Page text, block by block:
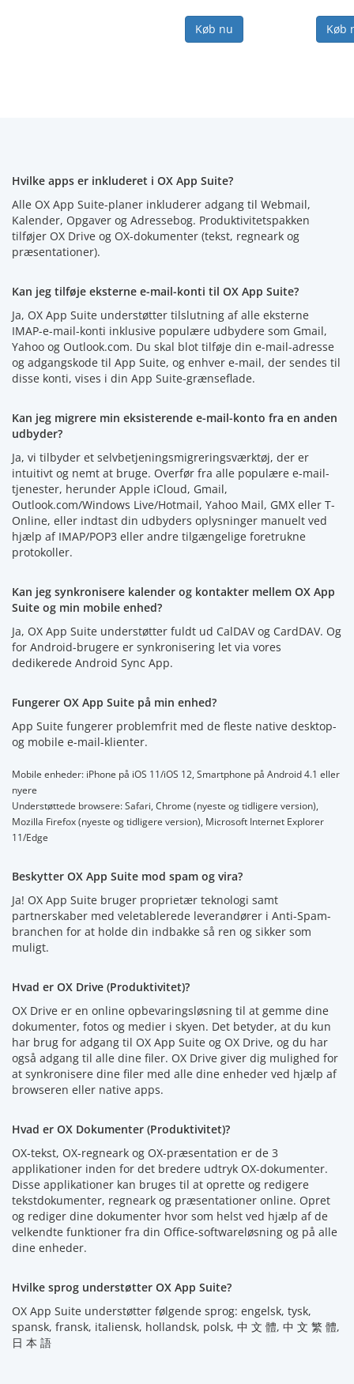
Køb nu Køb
Hvilke apps er inkluderet i OX App Suite?
Alle OX App Suite-planer inkluderer adgang til Webmail,
Kalender, Opgaver og Adressebog. Produktivitetspakken
tilføjer OX Drive og OX-dokumenter (tekst, regneark og
præsentationer).
Kan jeg tilføje eksterne e-mail-konti til OX App Suite?
Ja, OX App Suite understøtter tilslutning af alle eksterne
IMAP-e-mail-konti inklusive populære udbydere som Gmail,
Yahoo og Outlook.com. Du skal blot tilføje din e-mail-adresse
og adgangskode til App Suite, og enhver e-mail, der sendes til
disse konti, vises i din App Suite-grænseflade.
Kan jeg migrere min eksisterende e-mail-konto fra en anden
udbyder?
Ja, vi tilbyder et selvbetjeningsmigreringsværktøj, der er
intuitivt og nemt at bruge. Overfør fra alle populære e-mail-
tjenester, herunder Apple iCloud, Gmail,
Outlook.com/Windows Live/Hotmail, Yahoo Mail, GMX eller T-
Online, eller indtast din udbyders oplysninger manuelt ved
hjælp af IMAP/POP3 eller andre tilgængelige foretrukne
protokoller.
Kan jeg synkronisere kalender og kontakter mellem OX App
Suite og min mobile enhed?
Ja, OX App Suite understøtter fuldt ud CalDAV og CardDAV. Og
for Android-brugere er synkronisering let via vores
dedikerede Android Sync App.
Fungerer OX App Suite på min enhed?
App Suite fungerer problemfrit med de fleste native desktop-
og mobile e-mail-klienter.
Mobile enheder: iPhone på iOS 11/iOS 12, Smartphone på Android 4.1 eller
nyere
Understøttede browsere: Safari, Chrome (nyeste og tidligere version),
Mozilla Firefox (nyeste og tidligere version), Microsoft Internet Explorer
11/Edge
Beskytter OX App Suite mod spam og vira?
Ja! OX App Suite bruger proprietær teknologi samt
partnerskaber med veletablerede leverandører i Anti-Spam-
branchen for at holde din indbakke så ren og sikker som
muligt.
Hvad er OX Drive (Produktivitet)?
OX Drive er en online opbevaringsløsning til at gemme dine
dokumenter, fotos og medier i skyen. Det betyder, at du kun
har brug for adgang til OX App Suite og OX Drive, og du har
også adgang til alle dine filer. OX Drive giver dig mulighed for
at synkronisere dine filer med alle dine enheder ved hjælp af
browseren eller native apps.
Hvad er OX Dokumenter (Produktivitet)?
OX-tekst, OX-regneark og OX-præsentation er de 3
applikationer inden for det bredere udtryk OX-dokumenter.
Disse applikationer kan bruges til at oprette og redigere
tekstdokumenter, regneark og præsentationer online. Opret
og rediger dine dokumenter hvor som helst ved hjælp af de
velkendte funktioner fra din Office-softwareløsning og på alle
dine enheder.
Hvilke sprog understøtter OX App Suite?
OX App Suite understøtter følgende sprog: engelsk, tysk,
spansk, fransk, italiensk, hollandsk, polsk, 中 文 體, 中 文 繁 體,
日 本 語